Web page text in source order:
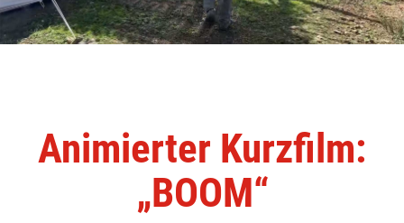
Animierter Kurzfilm:
„BOOM“